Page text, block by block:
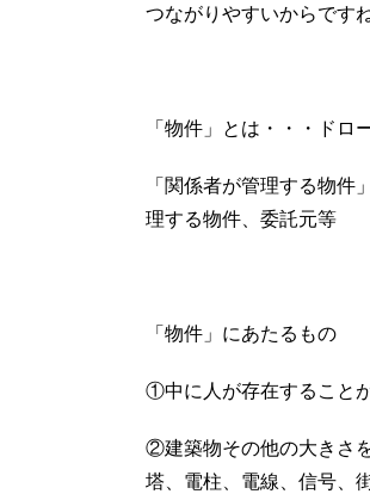
つながりやすいからですね
「物件」とは・・・ド
「関係者が管理する物
理する物件、委託元等
「物件」にあたるもの
①中に人が存在すること
②建築物その他の大きさ
塔、電柱、電線、信号、